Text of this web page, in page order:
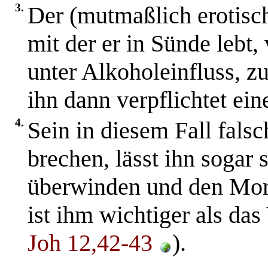
3. Der (mutmaßlich
mit der er in Sünde
unter Alkoholeinfluss,
ihn dann verpflichtet
4. Sein in diesem Fall
brechen, lässt ihn sogar
überwinden und den
ist ihm wichtiger als
Joh 12,42-43
).